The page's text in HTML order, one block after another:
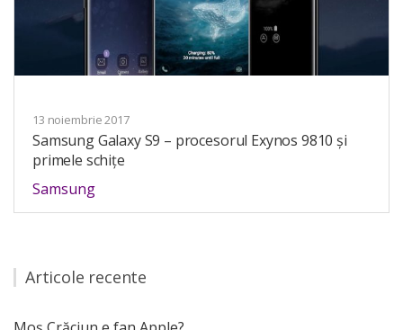
13 noiembrie 2017
Samsung Galaxy S9 – procesorul Exynos 9810 și
primele schițe
Samsung
Articole recente